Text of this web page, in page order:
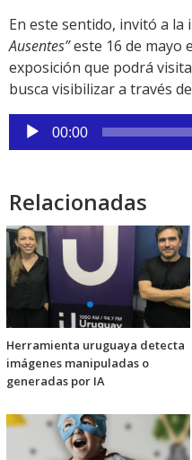
En este sentido, invitó a la
Ausentes”este 16 de mayo
exposición que podrá
busca visibilizar a través
Reproductor
de
00:00
Relacionadas
Herramienta uruguaya detecta
imágenes manipuladas o
generadas por IA